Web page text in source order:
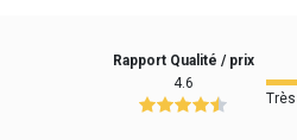
Rapport Qualité / prix
4.6